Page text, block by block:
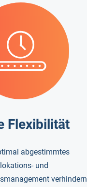
Flexibilität
abgestimmtes
und
verhindern